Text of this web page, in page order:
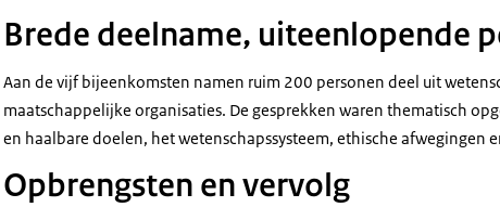
Brede deelname, uiteenlopende
Aan de vijf bijeenkomsten namen ruim 200 personen deel uit
maatschappelijke organisaties. De gesprekken waren thematisch
en haalbare doelen, het wetenschapssysteem, ethische afwegingen
Opbrengsten en vervolg